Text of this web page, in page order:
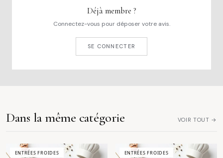
Déjà membre ?
Connectez-vous pour déposer votre avis.
SE CONNECTER
Dans la même catégorie VOIR TOUT →
ENTRÉES FROIDES ENTRÉES FROIDES